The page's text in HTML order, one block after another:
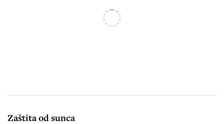
Zaštita od sunca